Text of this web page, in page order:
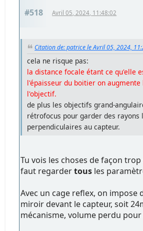
#518 Avril 05, 2024, 11:48:02
Citation de: patrice le Avril 05, 2024,
cela ne risque pas:
la distance focale étant ce qu'elle
l'épaisseur du boitier on
l'objectif.
de plus les objectifs grand-
rétrofocus pour garder des rayons
perpendiculaires au capteur.
Tu vois les choses de façon
faut regardertous les
Avec un cage reflex, on impose
miroir devant le capteur, soit
mécanisme, volume perdu